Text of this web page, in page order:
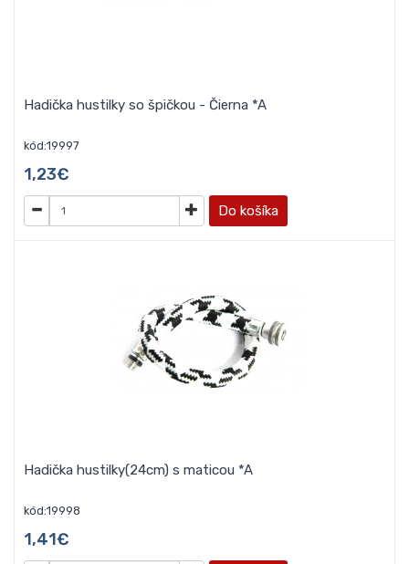
Hadička hustilky so špičkou - Čierna *A
kód:19997
1,23€
Do košíka
Hadička hustilky(24cm) s maticou *A
kód:19998
1,41€